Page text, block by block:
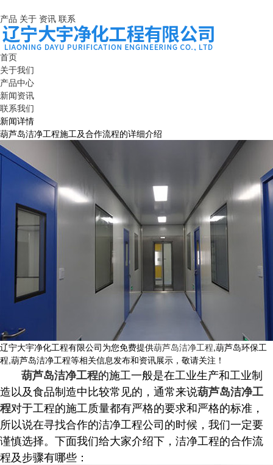
产品 关于 资讯 联系
首页
关于我们
产品中心
新闻资讯
联系我们
新闻详情
葫芦岛洁净工程施工及合作流程的详细介绍
辽宁大宇净化工程有限公司为您免费提供葫芦岛洁净工程,葫芦岛环保工
程,葫芦岛洁净工程等相关信息发布和资讯展示，敬请关注！
葫芦岛洁净工程的施工一般是在工业生产和工业制
造以及食品制造中比较常见的，通常来说葫芦岛洁净工
程对于工程的施工质量都有严格的要求和严格的标准，
所以说在寻找合作的洁净工程公司的时候，我们一定要
谨慎选择。下面我们给大家介绍下，洁净工程的合作流
程及步骤有哪些：